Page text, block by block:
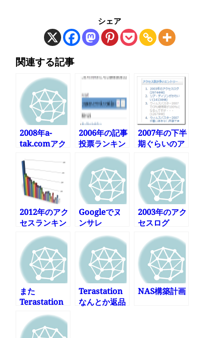
シェア
関連する記事
2008年a-
tak.comアク
グ
2006年の記事
投票ランキン
2007年の下半
期ぐらいのア
クセス数ラン
キング
2012年のアク
セスランキン
Googleでヌ
ンサレ
2003年のアク
セスログ
また
Terastation
が壊れた
Terastation
なんとか返品
NAS構築計画